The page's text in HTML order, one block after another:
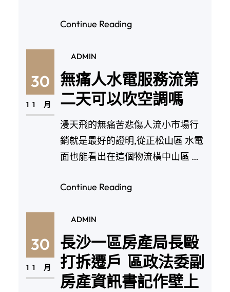
Continue Reading
30
11 月
ADMIN
無痛人水電服務流第
二天可以吹空調嗎
漫天飛的無痛苦悲傷人流小市場行
銷就是最好的證明,從正松山區 水電
面也能看出在這個物流橫中山區 水
Continue Reading
30
11 月
ADMIN
長沙一區房產局長毆
打拆遷戶 區政法委副
房產資訊書記作壁上